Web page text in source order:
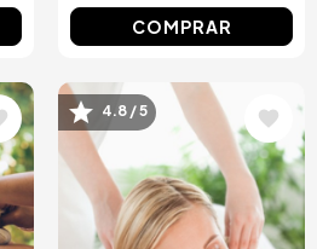
COMPRAR
Image
4.8 / 5